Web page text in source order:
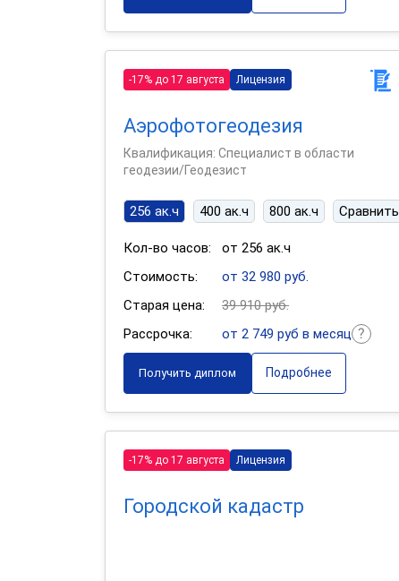
-17% до 17 августа Лицензия
Аэрофотогеодезия
Квалификация: Специалист в области
геодезии/Геодезист
256 ак.ч 400 ак.ч 800 ак.ч Сравнить
Кол-во часов:
от 256 ак.ч
Стоимость:
от 32 980 руб.
Старая цена:
39 910 руб.
Рассрочка:
от 2 749 руб в месяц
Получить диплом Подробнее
-17% до 17 августа Лицензия
Городской кадастр